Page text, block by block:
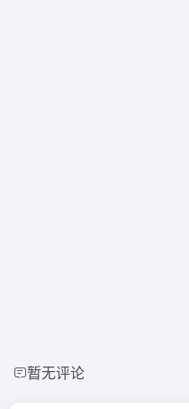
暂无评论